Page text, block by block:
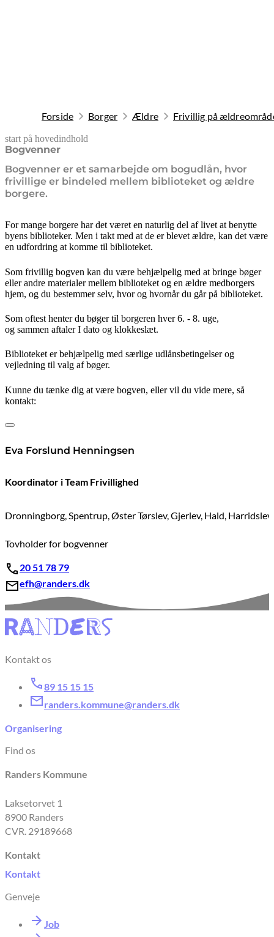
Forside Borger Ældre Frivillig på
start på hovedindhold
Bogvenner
Bogvenner er et samarbejde om bogudlån, hvor
frivillige er bindeled mellem biblioteket og ældre
borgere.
senest opdateret 10. februar 2026
For mange borgere har det været en naturlig del af livet at benytte
byens biblioteker. Men i takt med at de er blevet ældre, kan det være
en udfordring at komme til biblioteket.
Som frivillig bogven kan du være behjælpelig med at bringe bøger
eller andre materialer mellem biblioteket og en ældre medborgers
hjem, og du bestemmer selv, hvor og hvornår du går på biblioteket.
Som oftest henter du bøger til borgeren hver 6. - 8. uge,
og sammen aftaler I dato og klokkeslæt.
Biblioteket er behjælpelig med særlige udlånsbetingelser og
vejledning til valg af bøger.
Kunne du tænke dig at være bogven, eller vil du vide mere, så
kontakt:
Eva Forslund Henningsen
Koordinator i Team Frivillighed
Dronningborg, Spentrup, Øster Tørslev, Gjerlev, Hald,
Tovholder for bogvenner
20 51 78 79
efh@randers.dk
Kontakt os
89 15 15 15
randers.kommune@randers.dk
Organisering
Find os
Randers Kommune
Laksetorvet 1
8900 Randers
CVR. 29189668
Kontakt
Kontakt
Genveje
Job